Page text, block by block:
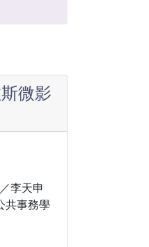
微影
李天申
共事務學